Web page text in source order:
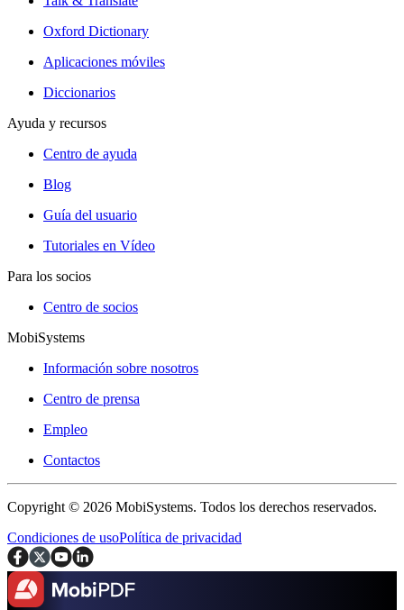
Oxford Dictionary
Aplicaciones móviles
Diccionarios
Ayuda y recursos
Centro de ayuda
Blog
Guía del usuario
Tutoriales en Vídeo
Para los socios
Centro de socios
MobiSystems
Información sobre nosotros
Centro de prensa
Empleo
Contactos
Copyright © 2026 MobiSystems. Todos los derechos reservados.
Condiciones de usoPolítica de privacidad